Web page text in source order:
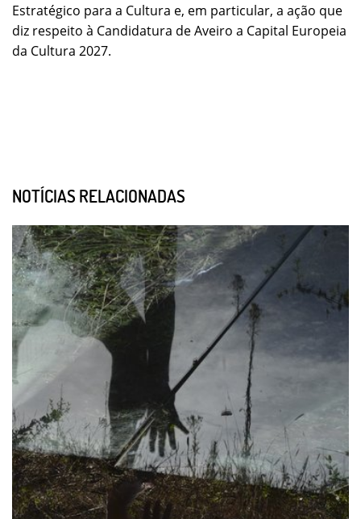
Estratégico para a Cultura e, em particular, a ação que
diz respeito à Candidatura de Aveiro a Capital Europeia
da Cultura 2027.
NOTÍCIAS RELACIONADAS